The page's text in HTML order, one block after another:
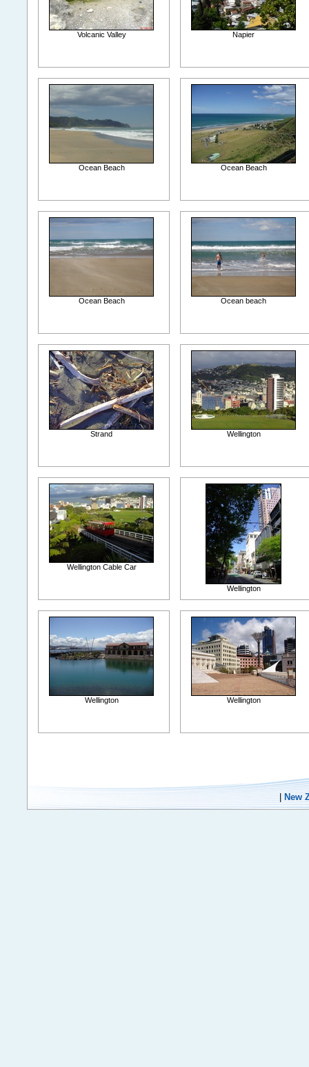
Volcanic Valley Napier
Ocean Beach Ocean Beach
Ocean Beach Ocean beach
Strand Wellington
Wellington Cable Car
Wellington
Wellington Wellington
New